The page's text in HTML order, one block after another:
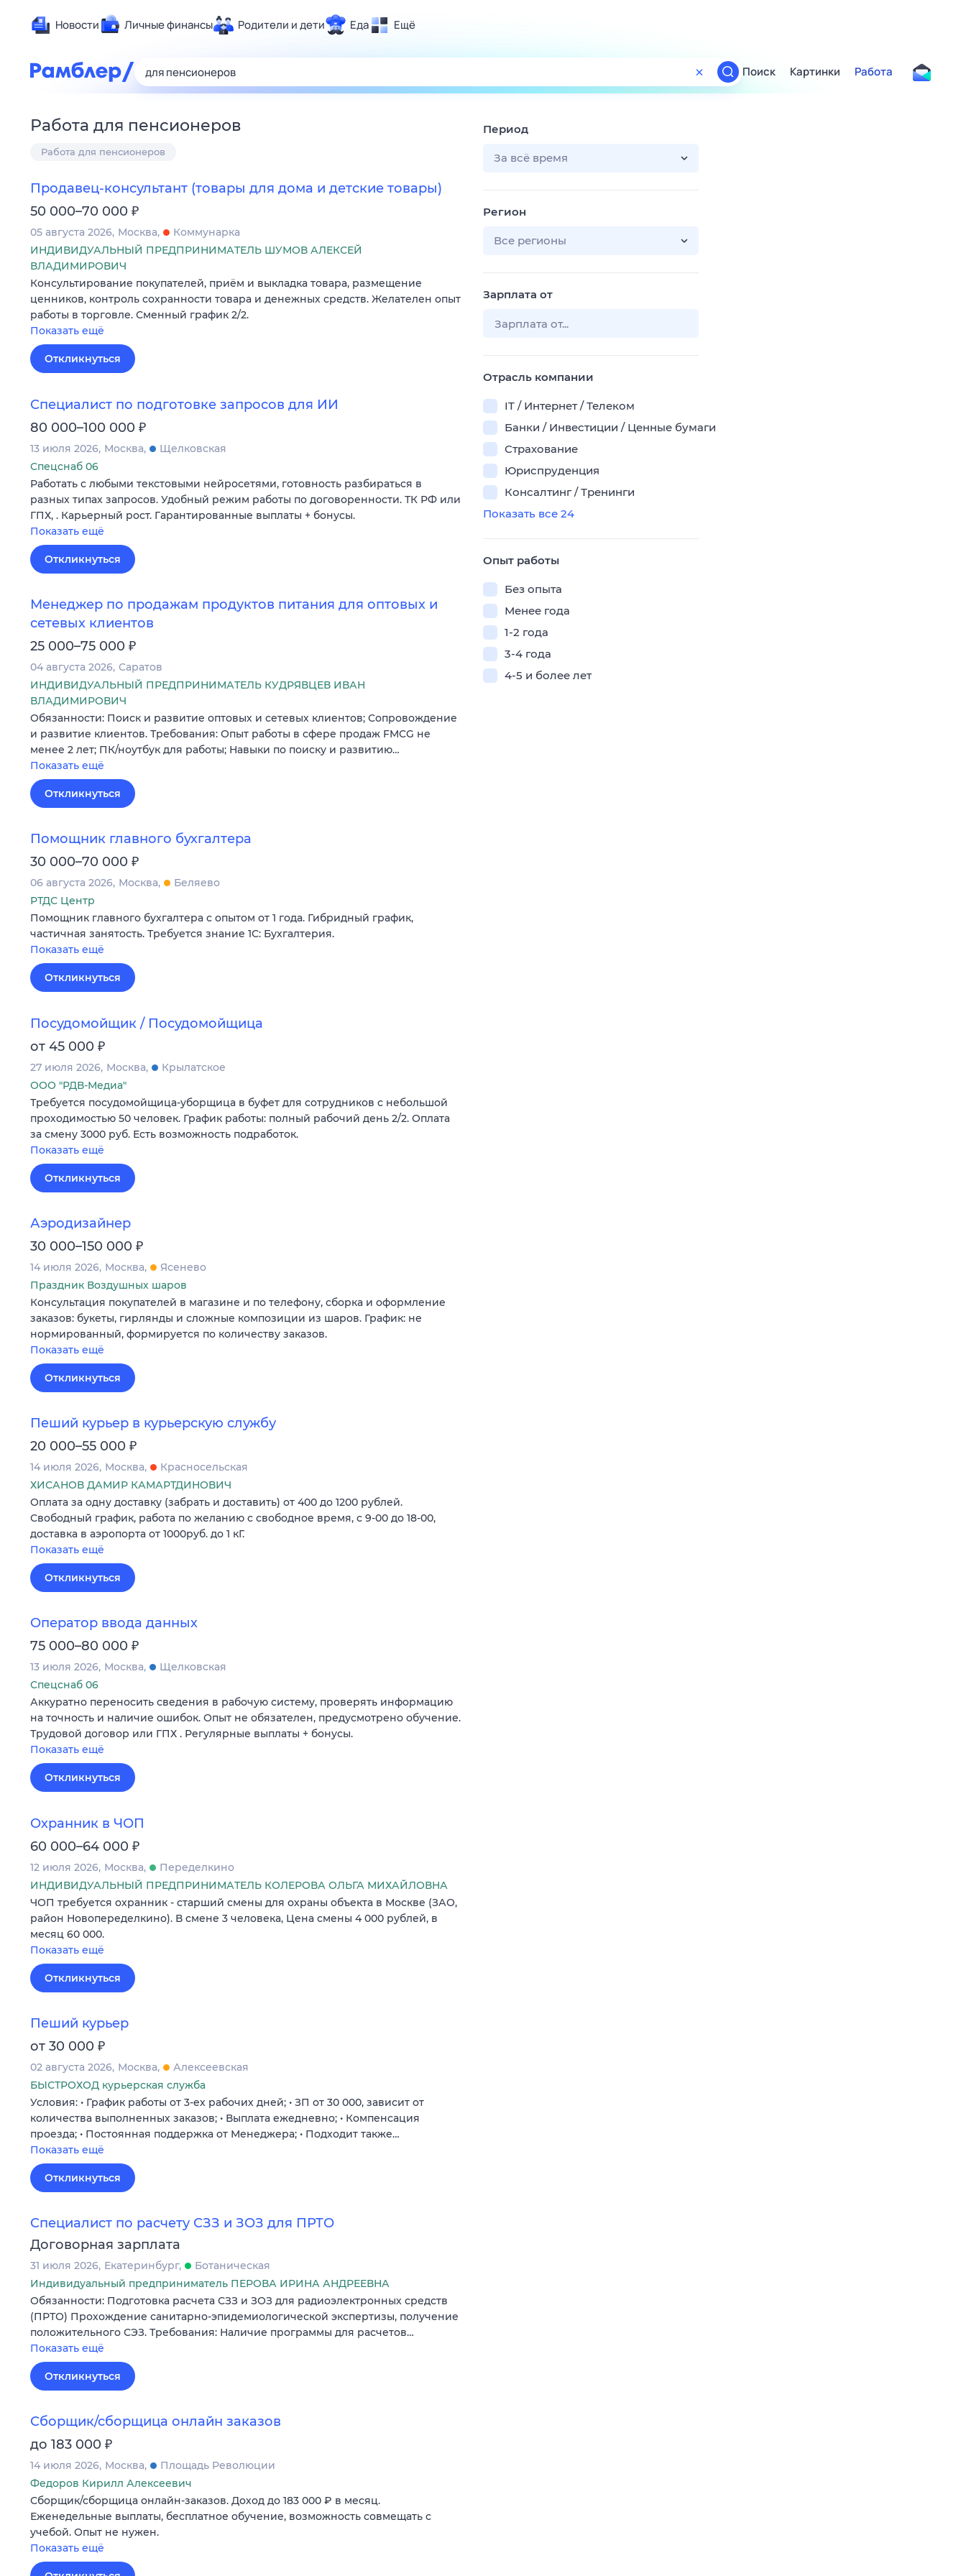
Новости Личные финансы Родители и дети Еда Ещё
Развлечения и отдых
Технологии и тренды
Поиск
ТВ-программа
Поиск Картинки Работа
Работа для пенсионеров
Работа для пенсионеров
Продавец-консультант (товары для дома и детские товары)
50 000–70 000 ₽
05 августа 2026 Москва
Коммунарка
ИНДИВИДУАЛЬНЫЙ ПРЕДПРИНИМАТЕЛЬ ШУМОВ АЛЕКСЕЙ
ВЛАДИМИРОВИЧ
Консультирование покупателей, приём и выкладка товара, размещение
ценников, контроль сохранности товара и денежных средств. Желателен опыт
работы в торговле. Сменный график 2/2.
Показать ещё
Откликнуться
Специалист по подготовке запросов для ИИ
80 000–100 000 ₽
13 июля 2026 Москва
Щелковская
Спецснаб 06
Работать с любыми текстовыми нейросетями, готовность разбираться в
разных типах запросов. Удобный режим работы по договоренности. ТК РФ или
ГПХ, . Карьерный рост. Гарантированные выплаты + бонусы.
Показать ещё
Откликнуться
Менеджер по продажам продуктов питания для оптовых и
сетевых клиентов
25 000–75 000 ₽
04 августа 2026 Саратов
ИНДИВИДУАЛЬНЫЙ ПРЕДПРИНИМАТЕЛЬ КУДРЯВЦЕВ ИВАН
ВЛАДИМИРОВИЧ
Обязанности: Поиск и развитие оптовых и сетевых клиентов; Сопровождение
и развитие клиентов. Требования: Опыт работы в сфере продаж FMCG не
менее 2 лет; ПК/ноутбук для работы; Навыки по поиску и развитию…
Показать ещё
Откликнуться
Помощник главного бухгалтера
30 000–70 000 ₽
06 августа 2026 Москва
Беляево
РТДС Центр
Помощник главного бухгалтера с опытом от 1 года. Гибридный график,
частичная занятость. Требуется знание 1С: Бухгалтерия.
Показать ещё
Откликнуться
Посудомойщик / Посудомойщица
от 45 000 ₽
27 июля 2026 Москва
Крылатское
ООО "РДВ-Медиа"
Требуется посудомойщица-уборщица в буфет для сотрудников с небольшой
проходимостью 50 человек. График работы: полный рабочий день 2/2. Оплата
за смену 3000 руб. Есть возможность подработок.
Показать ещё
Откликнуться
Аэродизайнер
30 000–150 000 ₽
14 июля 2026 Москва
Ясенево
Праздник Воздушных шаров
Консультация покупателей в магазине и по телефону, сборка и оформление
заказов: букеты, гирлянды и сложные композиции из шаров. График: не
нормированный, формируется по количеству заказов.
Показать ещё
Откликнуться
Пеший курьер в курьерскую службу
20 000–55 000 ₽
14 июля 2026 Москва
Красносельская
ХИСАНОВ ДАМИР КАМАРТДИНОВИЧ
Оплата за одну доставку (забрать и доставить) от 400 до 1200 рублей.
Свободный график, работа по желанию с свободное время, с 9-00 до 18-00,
доставка в аэропорта от 1000руб. до 1 кГ.
Показать ещё
Откликнуться
Оператор ввода данных
75 000–80 000 ₽
13 июля 2026 Москва
Щелковская
Спецснаб 06
Аккуратно переносить сведения в рабочую систему, проверять информацию
на точность и наличие ошибок. Опыт не обязателен, предусмотрено обучение.
Трудовой договор или ГПХ . Регулярные выплаты + бонусы.
Показать ещё
Откликнуться
Охранник в ЧОП
60 000–64 000 ₽
12 июля 2026 Москва
Переделкино
ИНДИВИДУАЛЬНЫЙ ПРЕДПРИНИМАТЕЛЬ КОЛЕРОВА ОЛЬГА МИХАЙЛОВНА
ЧОП требуется охранник - старший смены для охраны объекта в Москве (ЗАО,
район Новопеределкино). В смене 3 человека, Цена смены 4 000 рублей, в
месяц 60 000.
Показать ещё
Откликнуться
Пеший курьер
от 30 000 ₽
02 августа 2026 Москва
Алексеевская
БЫСТРОХОД курьерская служба
Условия: • График работы от 3-ех рабочих дней; • ЗП от 30 000, зависит от
количества выполненных заказов; • Выплата ежедневно; • Компенсация
проезда; • Постоянная поддержка от Менеджера; • Подходит также…
Показать ещё
Откликнуться
Специалист по расчету СЗЗ и ЗОЗ для ПРТО
Договорная зарплата
31 июля 2026 Екатеринбург
Ботаническая
Индивидуальный предприниматель ПЕРОВА ИРИНА АНДРЕЕВНА
Обязанности: Подготовка расчета СЗЗ и ЗОЗ для радиоэлектронных средств
(ПРТО) Прохождение санитарно-эпидемиологической экспертизы, получение
положительного СЭЗ. Требования: Наличие программы для расчетов…
Показать ещё
Откликнуться
Сборщик/сборщица онлайн заказов
до 183 000 ₽
14 июля 2026 Москва
Площадь Революции
Федоров Кирилл Алексеевич
Сборщик/сборщица онлайн-заказов. Доход до 183 000 ₽ в месяц.
Еженедельные выплаты, бесплатное обучение, возможность совмещать с
учебой. Опыт не нужен.
Показать ещё
Период
За всё время
Регион
Все регионы
Зарплата от
Отрасль компании
IT / Интернет / Телеком
Банки / Инвестиции / Ценные бумаги
Страхование
Юриспруденция
Консалтинг / Тренинги
Показать все 24
Опыт работы
Без опыта
Менее года
1-2 года
3-4 года
4-5 и более лет